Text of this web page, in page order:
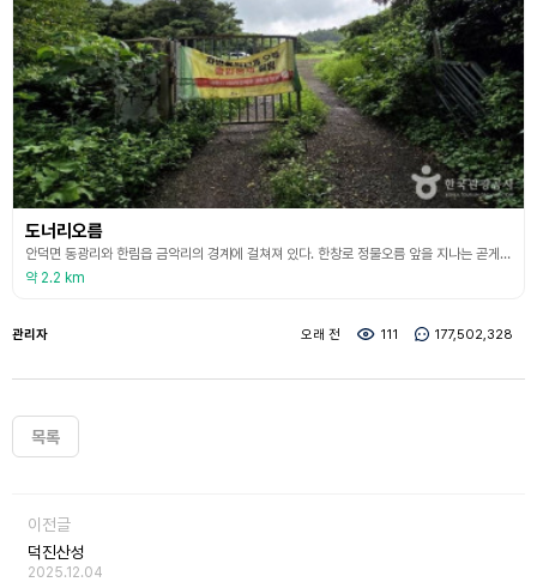
도너리오름
안덕면 동광리와 한림읍 금악리의 경계에 걸쳐져 있다. 한창로 정물오름 앞을 지나는 곧게 뻗어있는 경사진 도로의 중간지점에서 목장으로 진입하는 길이 나 있으며 옹포리 공동목장 입구의 철제대문을 지나면 집 한 채가 있는데 그 뒤편으로 오름 정상까지 올라갈 수 있다. 이 오름은 두 개의 화구를 가진 복합형으로 하나는 북서쪽으로 깊고 넓게 벌어진 말굽형 화구로 화구 내에는 자연림의 울창한 숲을 이룬 것이 구좌읍 체오름의 화구모양과 비슷하며 또 하나는 정상 동단
약 2.2 km
관리자 오래 전 111 177,502,328
목록
이전글
덕진산성
2025.12.04